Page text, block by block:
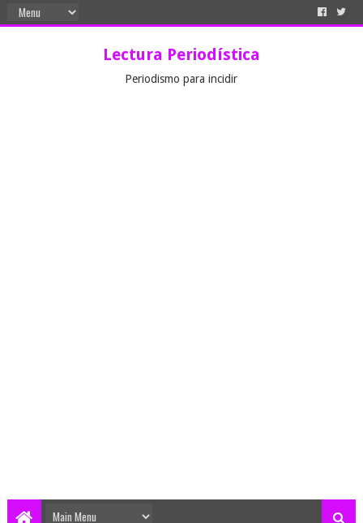
Lectura Periodística
Periodismo para incidir